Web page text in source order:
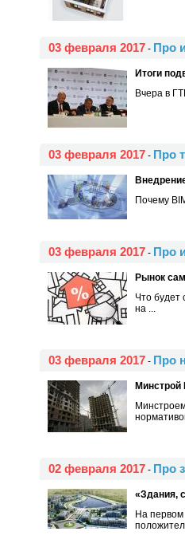
03 февраля 2017 - Про
Итоги
Вчера в
03 февраля 2017 - Про
Почему
03 февраля 2017 - Про
Рынок
Что будет
на ...
03 февраля 2017 - Про
Минстрой
02 февраля 2017 - Про
«Здания,
На первом